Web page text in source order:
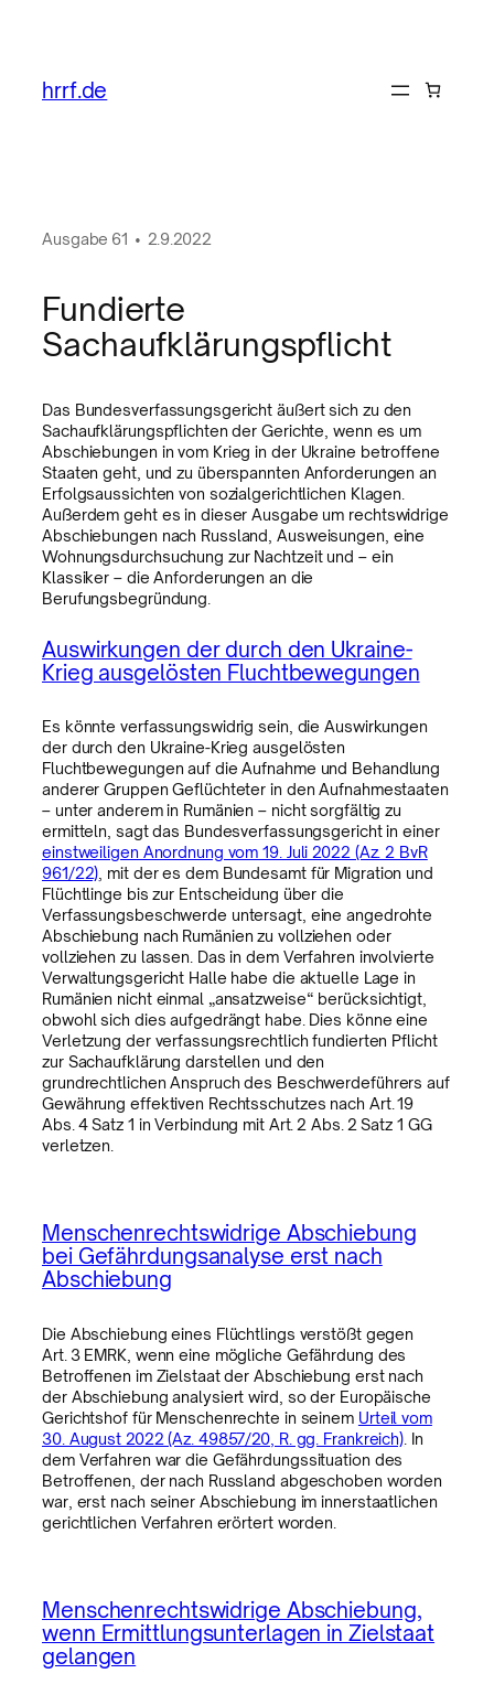
hrrf.de
Ausgabe 61 • 2.9.2022
Fundierte
Sachaufklärungspflicht
Das Bundesverfassungsgericht äußert sich zu den
Sachaufklärungspflichten der Gerichte, wenn es um
Abschiebungen in vom Krieg in der Ukraine betroffene
Staaten geht, und zu überspannten Anforderungen an
Erfolgsaussichten von sozialgerichtlichen Klagen.
Außerdem geht es in dieser Ausgabe um rechtswidrige
Abschiebungen nach Russland, Ausweisungen, eine
Wohnungsdurchsuchung zur Nachtzeit und – ein
Klassiker – die Anforderungen an die
Berufungsbegründung.
Auswirkungen der durch den Ukraine-
Krieg ausgelösten Fluchtbewegungen
Es könnte verfassungswidrig sein, die Auswirkungen
der durch den Ukraine-Krieg ausgelösten
Fluchtbewegungen auf die Aufnahme und Behandlung
anderer Gruppen Geflüchteter in den Aufnahmestaaten
– unter anderem in Rumänien – nicht sorgfältig zu
ermitteln, sagt das Bundesverfassungsgericht in einer
einstweiligen Anordnung vom 19. Juli 2022 (Az. 2 BvR
961/22) , mit der es dem Bundesamt für Migration und
Flüchtlinge bis zur Entscheidung über die
Verfassungsbeschwerde untersagt, eine angedrohte
Abschiebung nach Rumänien zu vollziehen oder
vollziehen zu lassen. Das in dem Verfahren involvierte
Verwaltungsgericht Halle habe die aktuelle Lage in
Rumänien nicht einmal „ansatzweise“ berücksichtigt,
obwohl sich dies aufgedrängt habe. Dies könne eine
Verletzung der verfassungsrechtlich fundierten Pflicht
zur Sachaufklärung darstellen und den
grundrechtlichen Anspruch des Beschwerdeführers auf
Gewährung effektiven Rechtsschutzes nach Art. 19
Abs. 4 Satz 1 in Verbindung mit Art. 2 Abs. 2 Satz 1 GG
verletzen.
Menschenrechtswidrige Abschiebung
bei Gefährdungsanalyse erst nach
Abschiebung
Die Abschiebung eines Flüchtlings verstößt gegen
Art. 3 EMRK, wenn eine mögliche Gefährdung des
Betroffenen im Zielstaat der Abschiebung erst nach
der Abschiebung analysiert wird, so der Europäische
Gerichtshof für Menschenrechte in seinem Urteil vom
30. August 2022 (Az. 49857/20, R. gg. Frankreich) . In
dem Verfahren war die Gefährdungssituation des
Betroffenen, der nach Russland abgeschoben worden
war, erst nach seiner Abschiebung im innerstaatlichen
gerichtlichen Verfahren erörtert worden.
Menschenrechtswidrige Abschiebung,
wenn Ermittlungsunterlagen in Zielstaat
gelangen